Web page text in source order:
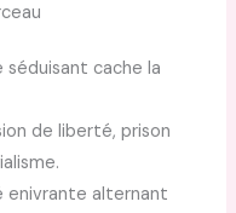
séduisant cache la
de liberté, prison
enivrante alternant